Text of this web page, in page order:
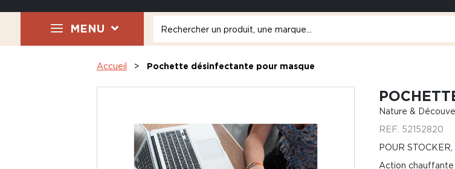
MENU
Accueil Pochette désinfectante pour masque
Nature &
REF. 52152820
POUR
Action chauffante